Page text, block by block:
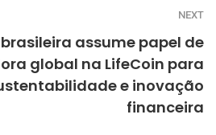
NEXT
assume papel de
global na LifeCoin para
e inovação
financeira